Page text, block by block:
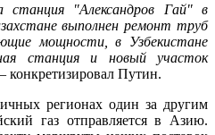
станция "Александров Гай" в
выполнен ремонт труб
мощности, в Узбекистане
станция и новый участок
– конкретизировал Путин.
регионах один за другим
газ отправляется в Азию.